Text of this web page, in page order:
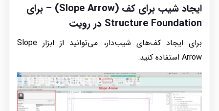
ایجاد شیب برای کف (Slope Arrow)
– برای
Structure Foundation در رویت
برای ایجاد کف‌های شیب‌دار، می‌توانید از ابزار Slope
Arrow استفاده کنید: